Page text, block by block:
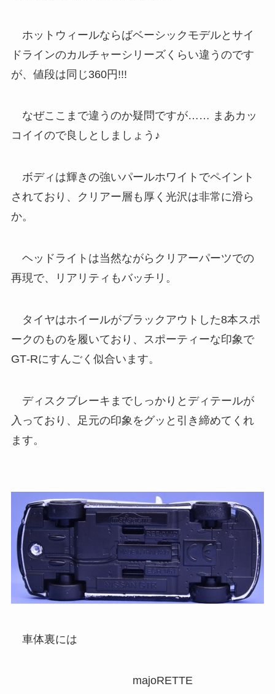
ホットウィールならばベーシックモデルとサイ
ドラインのカルチャーシリーズくらい違うのです
が、値段は同じ360円!!!
なぜここまで違うのか疑問ですが…… まあカッ
コイイので良しとしましょう♪
ボディは輝きの強いパールホワイトでペイント
されており、クリアー層も厚く光沢は非常に滑ら
か。
ヘッドライトは当然ながらクリアーパーツでの
再現で、リアリティもバッチリ。
タイヤはホイールがブラックアウトした8本スポ
ークのものを履いており、スポーティーな印象で
GT‐Rにすんごく似合います。
ディスクブレーキまでしっかりとディテールが
入っており、足元の印象をグッと引き締めてくれ
ます。
車体裏には
majoRETTE